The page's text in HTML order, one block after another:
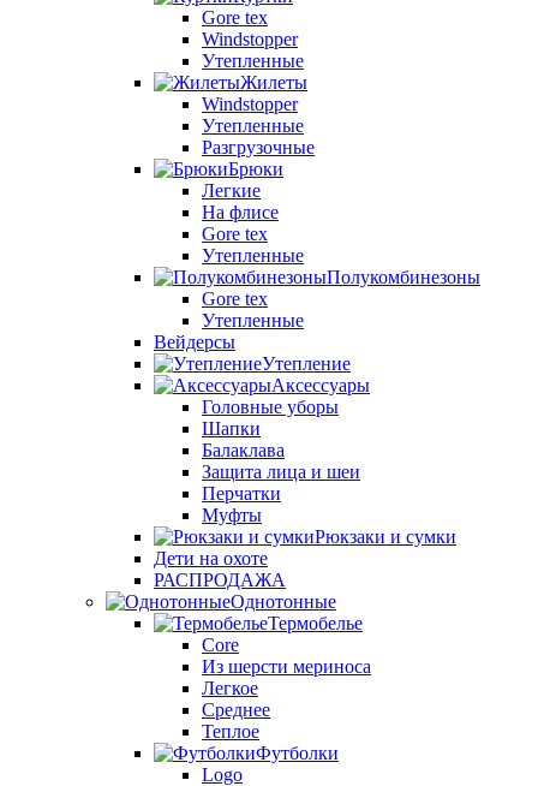
Gore tex
Windstopper
Утепленные
Жилеты
Windstopper
Утепленные
Разгрузочные
Брюки
Легкие
На флисе
Gore tex
Утепленные
Полукомбинезоны
Gore tex
Утепленные
Вейдерсы
Утепление
Аксессуары
Головные уборы
Шапки
Балаклава
Защита лица и шеи
Перчатки
Муфты
Рюкзаки и сумки
Дети на охоте
РАСПРОДАЖА
Однотонные
Термобелье
Core
Из шерсти мериноса
Легкое
Среднее
Теплое
Футболки
Logo